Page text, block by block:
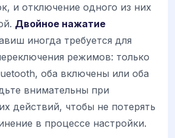
и отключение одного из них
Двойное нажатие
иногда требуется для
режимов: только
оба включены или оба
внимательны при
действий, чтобы не потерять
в процессе настройки.